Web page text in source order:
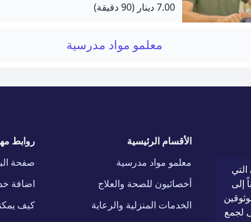
7.00 دينار
(90 دقيقة)
معلمو مواد مدرسية
إلى
لجمع
الأقسام الرئيسية
معلمو مواد مدرسية
أخصائيون للصحة والعلاج
الخدمات المنزلية والرعاية
روابط
صفحة
اضافة
كيف